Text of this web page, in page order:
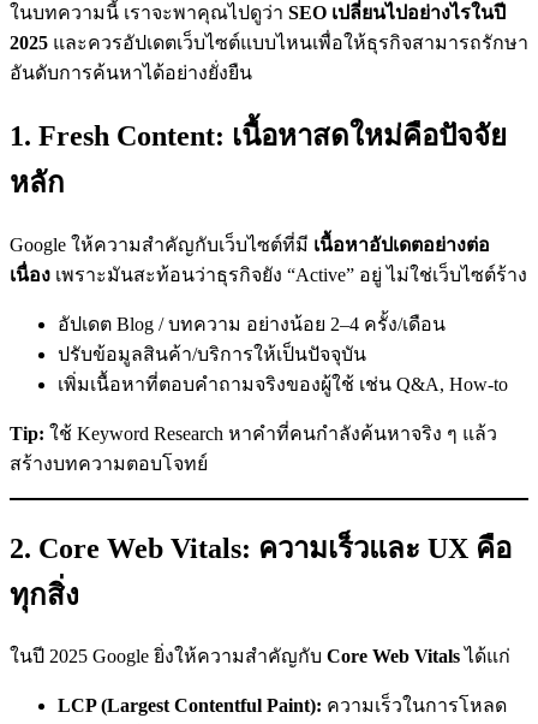
ในบทความนี้ เราจะพาคุณไปดูว่า SEO เปลี่ยนไปอย่างไรในปี
2025 และควรอัปเดตเว็บไซต์แบบไหนเพื่อให้ธุรกิจสามารถรักษา
อันดับการค้นหาได้อย่างยั่งยืน
1. Fresh Content: เนื้อหาสดใหม่คือปัจจัย
หลัก
Google ให้ความสำคัญกับเว็บไซต์ที่มี เนื้อหาอัปเดตอย่างต่อ
เนื่อง เพราะมันสะท้อนว่าธุรกิจยัง “Active” อยู่ ไม่ใช่เว็บไซต์ร้าง
อัปเดต Blog / บทความ อย่างน้อย 2–4 ครั้ง/เดือน
ปรับข้อมูลสินค้า/บริการให้เป็นปัจจุบัน
เพิ่มเนื้อหาที่ตอบคำถามจริงของผู้ใช้ เช่น Q&A, How-to
Tip: ใช้ Keyword Research หาคำที่คนกำลังค้นหาจริง ๆ แล้ว
สร้างบทความตอบโจทย์
2. Core Web Vitals: ความเร็วและ UX คือ
ทุกสิ่ง
ในปี 2025 Google ยิ่งให้ความสำคัญกับ Core Web Vitalsได้แก่
LCP (Largest Contentful Paint): ความเร็วในการโหลด